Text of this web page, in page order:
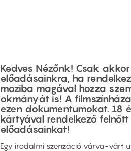
Kedves Nézőnk! Csak
előadásainkra, ha
moziba magával hozza s
okmányát is! A
ezen dokumentumokat. 18
kártyával rendelkező
előadásainkat!
Egy irodalmi szenzáció várva-várt